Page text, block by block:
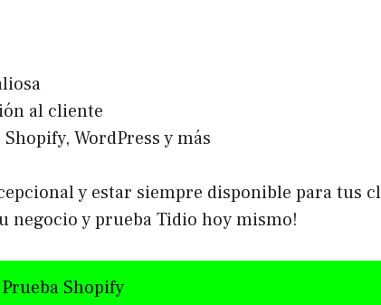
al cliente
WordPress y más
y estar siempre disponible para tus
y prueba Tidio hoy mismo!
Prueba Shopify